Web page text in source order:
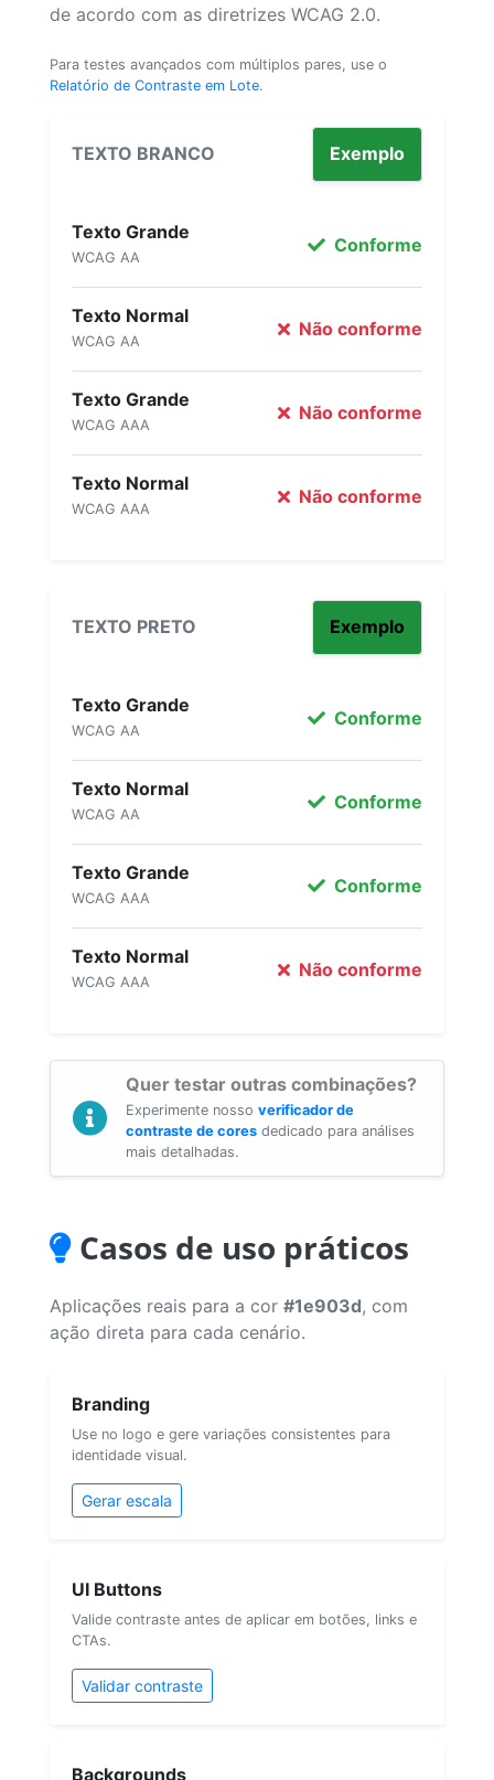
de acordo com as diretrizes WCAG 2.0.
Para testes avançados com múltiplos pares, use o
Relatório de Contraste em Lote.
TEXTO BRANCO Exemplo
Texto Grande
WCAG AA
Conforme
Texto Normal
WCAG AA
Não conforme
Texto Grande
WCAG AAA
Não conforme
Texto Normal
WCAG AAA
Não conforme
TEXTO PRETO Exemplo
Texto Grande
WCAG AA
Conforme
Texto Normal
WCAG AA
Conforme
Texto Grande
WCAG AAA
Conforme
Texto Normal
WCAG AAA
Não conforme
Quer testar outras combinações?
Experimente nosso verificador de
contraste de cores dedicado para análises
mais detalhadas.
Casos de uso práticos
Aplicações reais para a cor #1e903d, com
ação direta para cada cenário.
Branding
Use no logo e gere variações consistentes para
identidade visual.
Gerar escala
UI Buttons
Valide contraste antes de aplicar em botões, links e
CTAs.
Validar contraste
Backgrounds